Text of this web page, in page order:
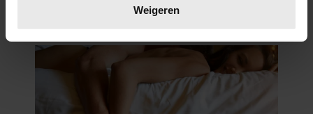
verwerkt en stel uw voorkeuren in het
intrekken in de Cookieverklaring.
We gebruiken cookies om content en advertenties te
personaliseren, om functies voor social media te bieden
en om ons websiteverkeer te analyseren. Ook delen we
Weigeren